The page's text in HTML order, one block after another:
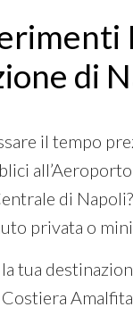
di
il tempo
di
privata o
tua